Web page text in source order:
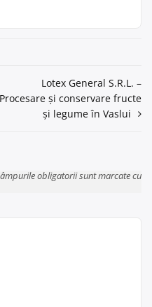
Lotex General S.R.L. –
Procesare și conservare fructe
și legume în Vaslui
obligatorii sunt marcate cu